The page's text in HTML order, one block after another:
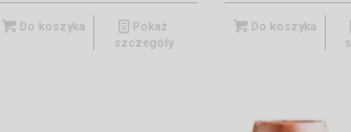
Do koszyka
Pokaż
szczegóły
Do koszyka